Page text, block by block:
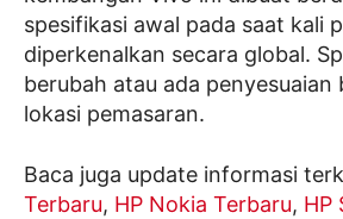
spesifikasi awal pada saat kali
diperkenalkan secara global.
berubah atau ada penyesuaian
lokasi pemasaran.
Baca juga update informasi
Terbaru, HP Nokia Terbaru, HP